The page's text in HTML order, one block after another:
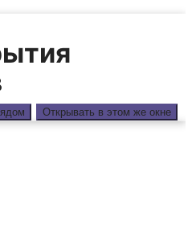
Открывать в этом же окне